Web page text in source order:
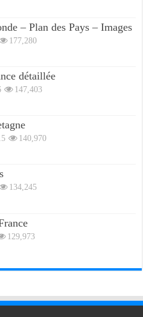
– Plan des Pays – Images
177,280
détaillée
147,403
140,970
134,245
129,973